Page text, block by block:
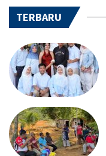
TERBARU